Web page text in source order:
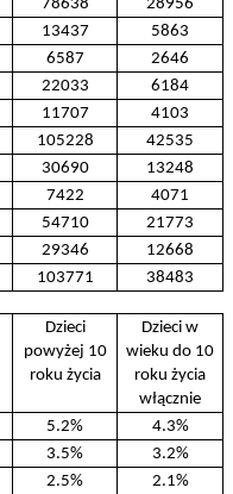
78638
28956
13437
5863
6587
2646
22033
6184
11707
4103
105228
42535
30690
13248
7422
4071
54710
21773
29346
12668
103771 38483
Dzieci
powyżej 10
roku życia
Dzieci w
wieku do 10
roku życia
włącznie
5.2%
4.3%
3.5%
3.2%
2.5%
2.1%